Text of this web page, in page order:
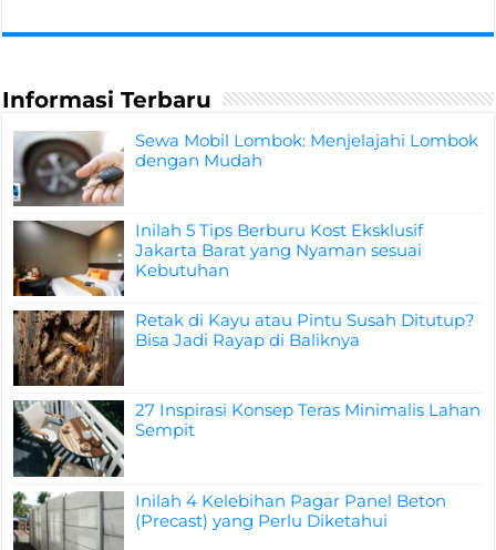
Informasi Terbaru
Sewa Mobil Lombok: Menjelajahi Lombok
dengan Mudah
Inilah 5 Tips Berburu Kost Eksklusif
Jakarta Barat yang Nyaman sesuai
Kebutuhan
Retak di Kayu atau Pintu Susah Ditutup?
Bisa Jadi Rayap di Baliknya
27 Inspirasi Konsep Teras Minimalis Lahan
Sempit
Inilah 4 Kelebihan Pagar Panel Beton
(Precast) yang Perlu Diketahui